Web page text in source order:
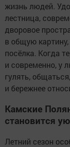
жизнь людей.
лестница,
дворовое
в общую
посёлка. Когда
и современно, у
гулять,
и бережнее
Камские
становится
Летний сезон